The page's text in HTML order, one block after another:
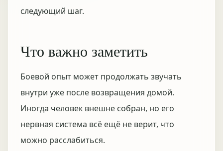
следующий шаг.
Что важно заметить
Боевой опыт может продолжать звучать
внутри уже после возвращения домой.
Иногда человек внешне собран, но его
нервная система всё ещё не верит, что
можно расслабиться.